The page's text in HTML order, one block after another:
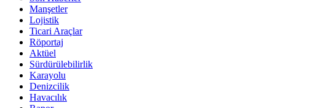
Manşetler
Lojistik
Ticari Araçlar
Röportaj
Aktüel
Sürdürülebilirlik
Karayolu
Denizcilik
Havacılık